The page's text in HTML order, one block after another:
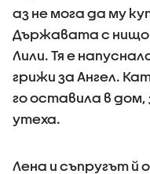
аз не мога да му
Държавата с нищо
Лили. Тя е
грижи за Ангел.
го оставила в
утеха.
Лена и съпругът